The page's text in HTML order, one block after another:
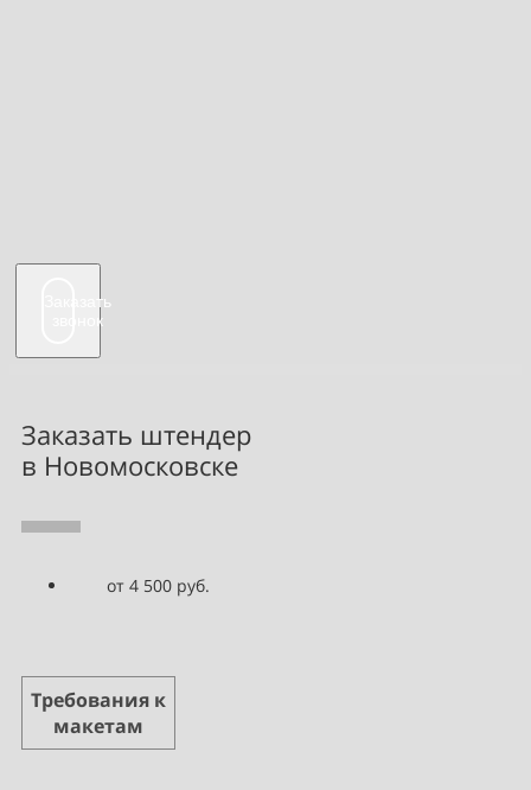
Заказать
звонок
Заказать штендер
в Новомосковске
от 4 500 руб.
Требования к
макетам